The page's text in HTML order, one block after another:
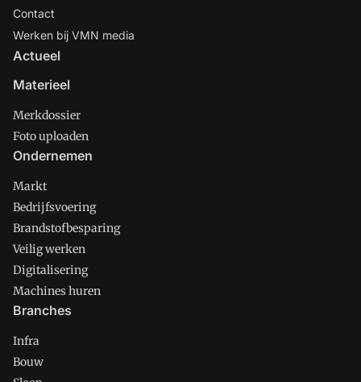
Contact
Werken bij VMN media
Actueel
Materieel
Merkdossier
Foto uploaden
Ondernemen
Markt
Bedrijfsvoering
Brandstofbesparing
Veilig werken
Digitalisering
Machines huren
Branches
Infra
Bouw